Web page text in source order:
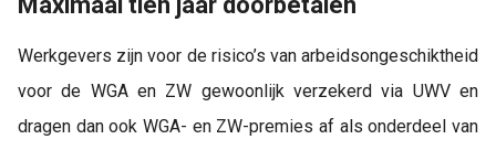
Werkgevers zijn voor de risico’s van arbeidsongeschiktheid
voor de WGA en ZW gewoonlijk verzekerd via UWV en
dragen dan ook WGA- en ZW-premies af als onderdeel van